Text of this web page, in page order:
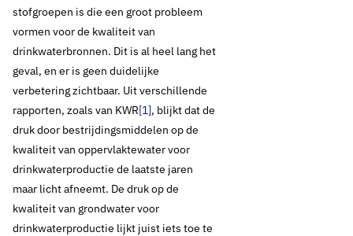
stofgroepen is die een groot probleem
vormen voor de kwaliteit van
drinkwaterbronnen. Dit is al heel lang het
geval, en er is geen duidelijke
verbetering zichtbaar. Uit verschillende
rapporten, zoals van KWR[1], blijkt dat de
druk door bestrijdingsmiddelen op de
kwaliteit van oppervlaktewater voor
drinkwaterproductie de laatste jaren
maar licht afneemt. De druk op de
kwaliteit van grondwater voor
drinkwaterproductie lijkt juist iets toe te